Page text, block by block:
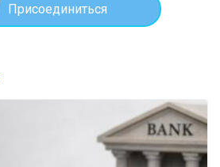
Присоединиться